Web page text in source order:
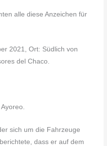
alle diese Anzeichen für
2021, Ort: Südlich von
del Chaco.
sich um die Fahrzeuge
dass er auf dem